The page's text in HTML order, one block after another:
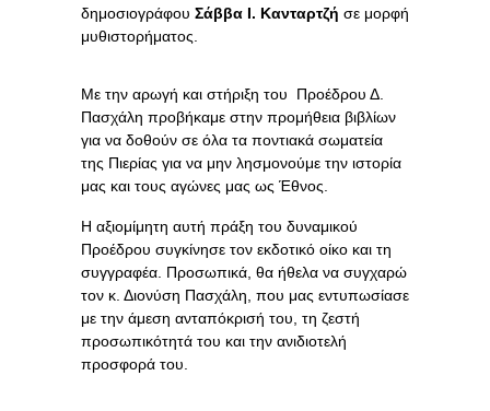
δημοσιογράφου Σάββα Ι. Κανταρτζή σε μορφή
μυθιστορήματος.
Με την αρωγή και στήριξη του Προέδρου Δ.
Πασχάλη προβήκαμε στην προμήθεια βιβλίων
για να δοθούν σε όλα τα ποντιακά σωματεία
της Πιερίας για να μην λησμονούμε την ιστορία
μας και τους αγώνες μας ως Έθνος.
Η αξιομίμητη αυτή πράξη του δυναμικού
Προέδρου συγκίνησε τον εκδοτικό οίκο και τη
συγγραφέα. Προσωπικά, θα ήθελα να συγχαρώ
τον κ. Διονύση Πασχάλη, που μας εντυπωσίασε
με την άμεση ανταπόκρισή του, τη ζεστή
προσωπικότητά του και την ανιδιοτελή
προσφορά του.